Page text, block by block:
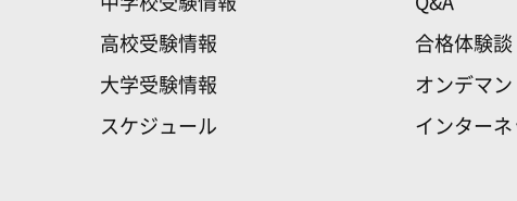
高校受験情報
大学受験情報
スケジュール
合格体験談
オンデマ
インター